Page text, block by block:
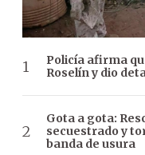
Policía afirma
Roselín y dio
Gota a gota:
secuestrado y
banda de usura